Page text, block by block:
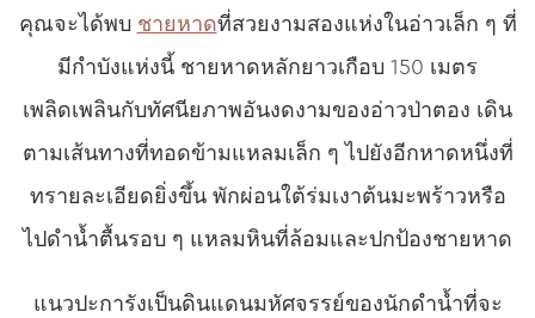
คุณจะได้พบ ชายหาดที่สวยงามสองแห่งในอ่าวเล็ก ๆ ที่
มีกำบังแห่งนี้ ชายหาดหลักยาวเกือบ 150 เมตร
เพลิดเพลินกับทัศนียภาพอันงดงามของอ่าวป่าตอง เดิน
ตามเส้นทางที่ทอดข้ามแหลมเล็ก ๆ ไปยังอีกหาดหนึ่งที่
ทรายละเอียดยิ่งขึ้น พักผ่อนใต้ร่มเงาต้นมะพร้าวหรือ
ไปดำน้ำตื้นรอบ ๆ แหลมหินที่ล้อมและปกป้องชายหาด
แนวปะการังเป็นดินแดนมหัศจรรย์ของนักดำน้ำที่จะ